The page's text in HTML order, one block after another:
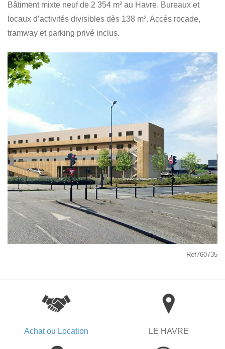
Bâtiment mixte neuf de 2 354 m² au Havre. Bureaux et
locaux d’activités divisibles dès 138 m². Accès rocade,
tramway et parking privé inclus.
Ref760735
Achat ou Location LE HAVRE